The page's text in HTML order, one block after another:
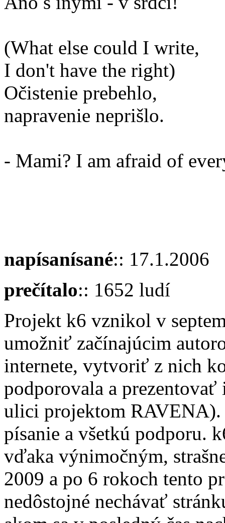
(What else could I write,
I don't have the right)
Očistenie prebehlo,
napravenie neprišlo.
- Mami? I am afraid of
napísanísané:: 17.1.2006
prečítalo:: 1652 ludí
Projekt k6 vznikol v
umožniť začínajúcim
internete, vytvoriť z nich
podporovala a
ulici projektom RAVENA).
písanie a všetkú podporu.
vďaka výnimočným,
2009 a po 6 rokoch tento
nedôstojné nechávať